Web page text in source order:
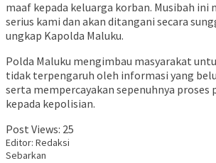
maaf kepada keluarga korban. Musibah ini
serius kami dan akan ditangani secara
ungkap Kapolda Maluku.
Polda Maluku mengimbau masyarakat
tidak terpengaruh oleh informasi yang
serta mempercayakan sepenuhnya proses
kepada kepolisian.
Post Views: 25
Editor: Redaksi
Sebarkan